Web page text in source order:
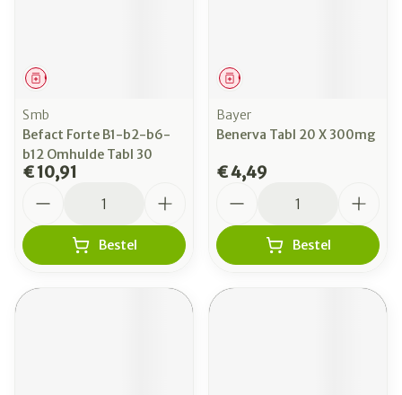
Geneesmiddel
Smb
Befact Forte B1-b2-b6-
b12 Omhulde Tabl 30
€ 10,91
Bestel
Geneesmiddel
Bayer
Benerva Tabl 20 X 300mg
€ 4,49
Bestel